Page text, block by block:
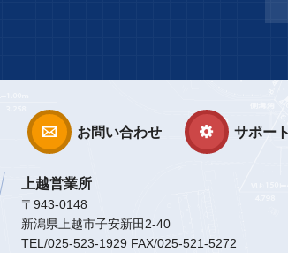
お問い合わせ サポート
上越営業所
〒943-0148
新潟県上越市子安新田2-40
TEL/025-523-1929 FAX/025-521-5272